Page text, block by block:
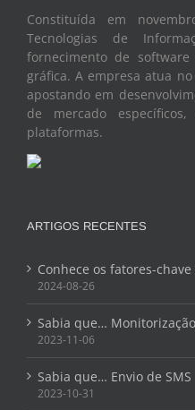
Constituída em
Tecnologias de
fornecimento de
gráfica. A empresa atua
apostando em
de mercado
plataformas.
ARTIGOS RECENTES
Conhece os fatores-
2024-08-26
Sabia que…
2023-11-06
Sabia que… Envio de SMS
2023-10-31